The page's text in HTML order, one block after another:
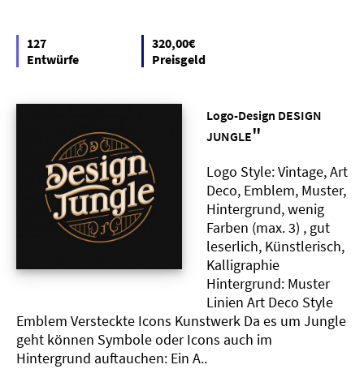
127
Entwürfe
320,00€
Preisgeld
Logo-Design DESIGN
JUNGLE"
Logo Style: Vintage, Art
Deco, Emblem, Muster,
Hintergrund, wenig
Farben (max. 3) , gut
leserlich, Künstlerisch,
Kalligraphie
Hintergrund: Muster
Linien Art Deco Style
Emblem Versteckte Icons Kunstwerk Da es um Jungle
geht können Symbole oder Icons auch im
Hintergrund auftauchen: Ein A..